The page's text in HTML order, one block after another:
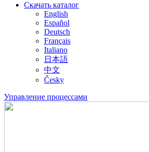
Скачать каталог
English
Español
Deutsch
Français
Italiano
日本語
中文
Česky
Управление процессами